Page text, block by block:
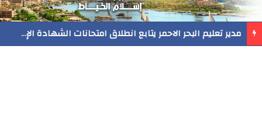
مدير تعليم البحر الاحمر يتابع انطلاق امتحانات الشهادة الإعدادية ويؤكد: الانضباط